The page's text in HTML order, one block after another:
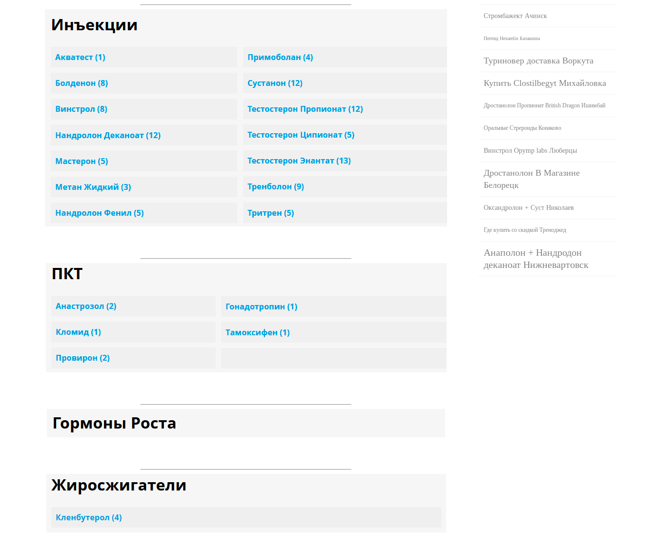
Стромбажект Ачинск
Пептид Hexarelin Балашиха
Туриновер доставка Воркута
Купить Clostilbegyt Михайловка
Дростанолон Пропионат British Dragon Ишимбай
Оральные Стрероиды Конаково
Винстрол Opymp labs Люберцы
Дростанолон В Магазине
Белорецк
Оксандролон + Суст Николаев
Где купить со скидкой Треноджед
Анаполон + Нандродон
деканоат Нижневартовск